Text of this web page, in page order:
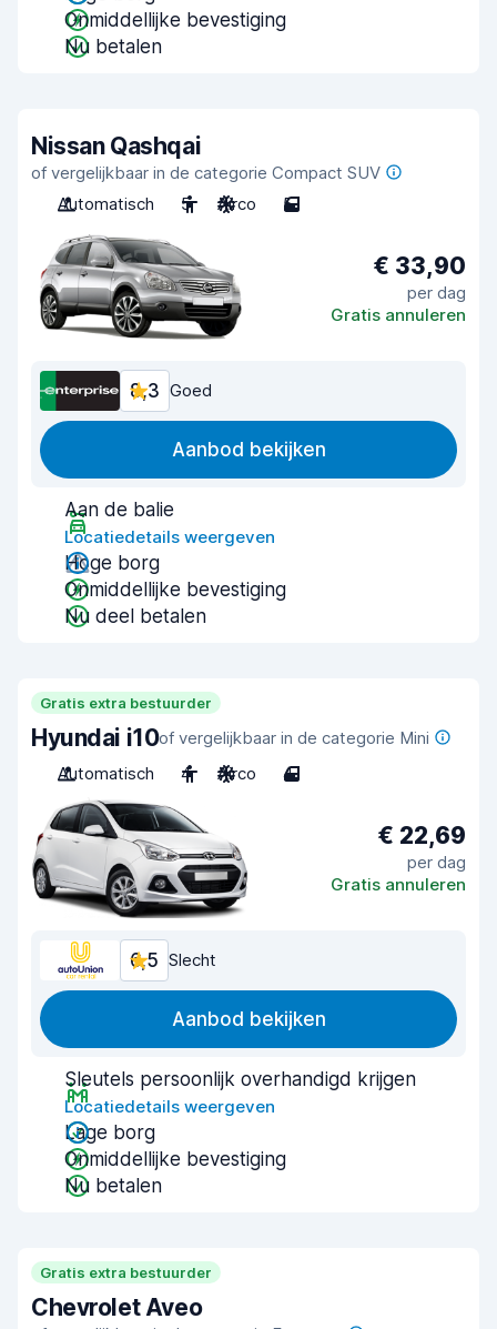
Onmiddellijke bevestiging
Nu betalen
Nissan Qashqai
of vergelijkbaar in de categorie Compact SUV
Automatisch
5 Airco 5
€ 33,90
per dag
Gratis annuleren
8,3 Goed
Aanbod bekijken
Aan de balie
Locatiedetails weergeven
Hoge borg
Onmiddellijke bevestiging
Nu deel betalen
Gratis extra bestuurder
Hyundai i10of vergelijkbaar in de categorie Mini
Automatisch
4 Airco 4
€ 22,69
per dag
Gratis annuleren
6,5 Slecht
Aanbod bekijken
Sleutels persoonlijk overhandigd krijgen
Locatiedetails weergeven
Lage borg
Onmiddellijke bevestiging
Nu betalen
Gratis extra bestuurder
Chevrolet Aveo